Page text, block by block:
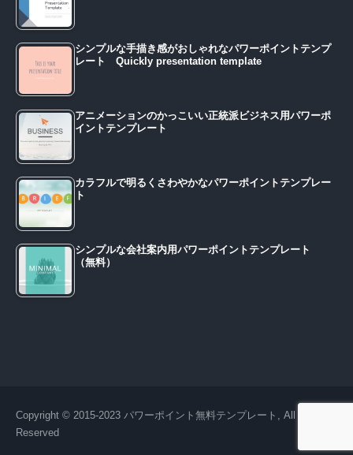
シンプルな手描き感がおしゃれなパワーポイントテンプ
レート Quickly presentation template
アニメーションのかっこいい正統派ビジネス用パワーポ
イントテンプレート
カラフルで明るくさわやかなパワーポイントテンプレー
ト
シンプルな会社案内用パワーポイントテンプレート
（無料）
Copyright © 2015-2023 パワーポイント無料テンプレート, All Right
Reserved